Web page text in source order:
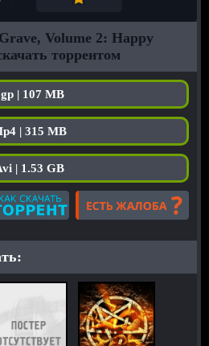
Volume 2: Happy
торрентом
| 107 MB
| 315 MB
| 1.53 GB